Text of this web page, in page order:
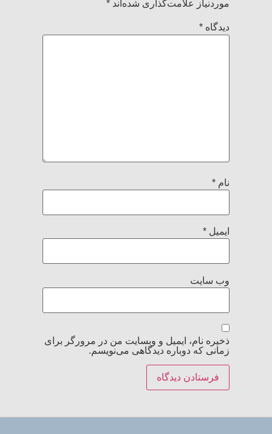
موردنیاز علامت‌گذاری شده‌اند *
دیدگاه*
نام*
ایمیل*
وب‌ سایت
ذخیره نام، ایمیل و وبسایت من در مرورگر برای
زمانی که دوباره دیدگاهی می‌نویسم.